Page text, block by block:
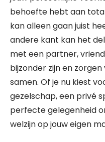
behoefte hebt aan
kan alleen gaan juist
andere kant kan het
met een partner,
bijzonder zijn en
samen. Of je nu kiest
gezelschap, een privé
perfecte gelegenheid
welzijn op jouw eigen